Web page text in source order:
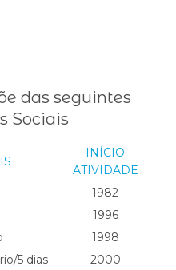
das seguintes
Sociais
INÍCIO
ATIVIDADE
1982
1996
1998
5 dias
2000